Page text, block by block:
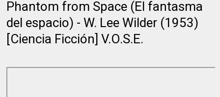
Phantom from Space (El fantasma
del espacio) - W. Lee Wilder (1953)
[Ciencia Ficción] V.O.S.E.